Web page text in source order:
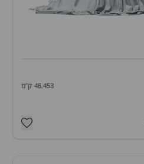
46,453 ק"מ